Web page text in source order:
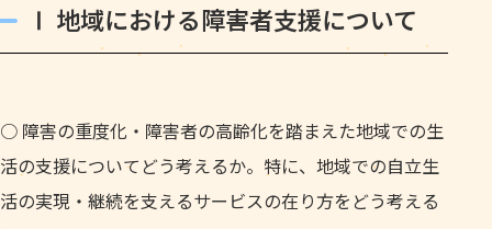
Ⅰ 地域における障害者支援について
○ 障害の重度化・障害者の高齢化を踏まえた地域での生
活の支援についてどう考えるか。特に、地域での自立生
活の実現・継続を支えるサービスの在り方をどう考える